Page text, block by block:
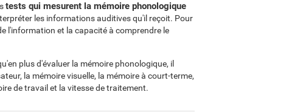
tests qui mesurent la mémoire phonologique
les informations auditives qu'il reçoit. Pour
l'information et la capacité à comprendre le
plus d'évaluer la mémoire phonologique, il
la mémoire visuelle, la mémoire à court-terme,
de travail et la vitesse de traitement.